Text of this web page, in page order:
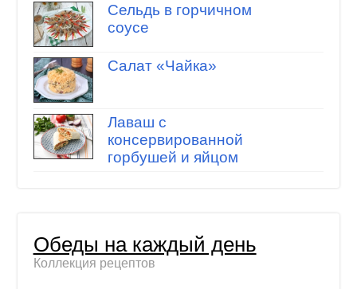
Сельдь в горчичном
соусе
Салат «Чайка»
Лаваш с
консервированной
горбушей и яйцом
Обеды на каждый день
Коллекция рецептов